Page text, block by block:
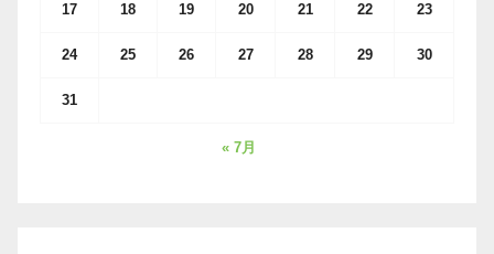
17 18 19 20 21 22 23
24 25 26 27 28 29 30
31
« 7月